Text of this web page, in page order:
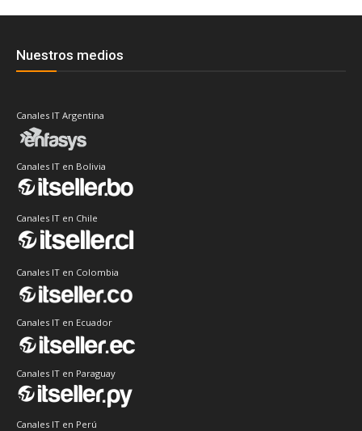
Nuestros medios
Canales IT Argentina
Canales IT en Bolivia
Canales IT en Chile
Canales IT en Colombia
Canales IT en Ecuador
Canales IT en Paraguay
Canales IT en Perú